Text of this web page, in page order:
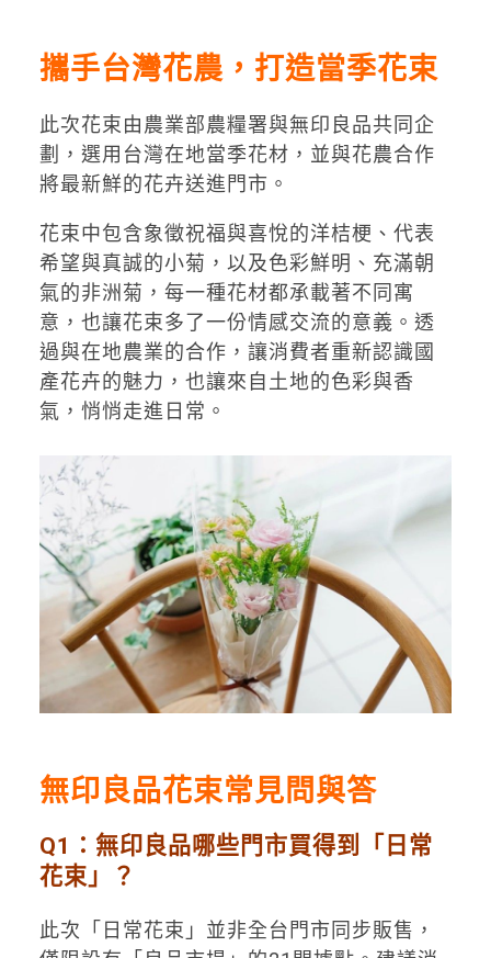
攜手台灣花農，打造當季花束
此次花束由農業部農糧署與無印良品共同企
劃，選用台灣在地當季花材，並與花農合作
將最新鮮的花卉送進門市。
花束中包含象徵祝福與喜悅的洋桔梗、代表
希望與真誠的小菊，以及色彩鮮明、充滿朝
氣的非洲菊，每一種花材都承載著不同寓
意，也讓花束多了一份情感交流的意義。透
過與在地農業的合作，讓消費者重新認識國
產花卉的魅力，也讓來自土地的色彩與香
氣，悄悄走進日常。
無印良品花束常見問與答
Q1：無印良品哪些門市買得到「日常
花束」？
此次「日常花束」並非全台門市同步販售，